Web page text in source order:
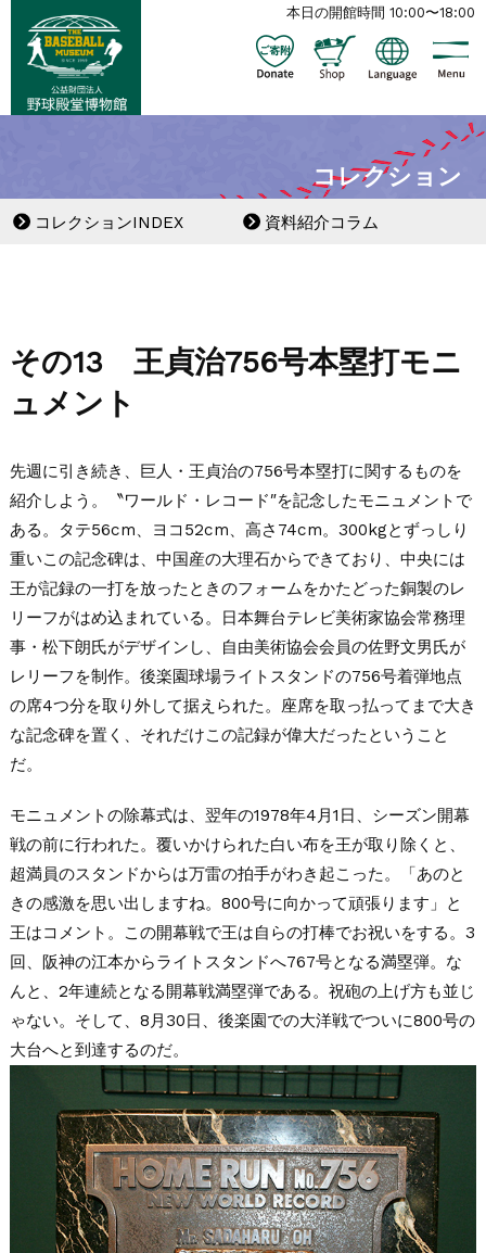
本日の開館時間 10:00〜18:00
コレクション
コレクションINDEX 資料紹介コラム
その13 王貞治756号本塁打モニ
ュメント
先週に引き続き、巨人・王貞治の756号本塁打に関するものを
紹介しよう。〝ワールド・レコード″を記念したモニュメントで
ある。タテ56cm、ヨコ52cm、高さ74cm。300kgとずっしり
重いこの記念碑は、中国産の大理石からできており、中央には
王が記録の一打を放ったときのフォームをかたどった銅製のレ
リーフがはめ込まれている。日本舞台テレビ美術家協会常務理
事・松下朗氏がデザインし、自由美術協会会員の佐野文男氏が
レリーフを制作。後楽園球場ライトスタンドの756号着弾地点
の席4つ分を取り外して据えられた。座席を取っ払ってまで大き
な記念碑を置く、それだけこの記録が偉大だったということ
だ。
モニュメントの除幕式は、翌年の1978年4月1日、シーズン開幕
戦の前に行われた。覆いかけられた白い布を王が取り除くと、
超満員のスタンドからは万雷の拍手がわき起こった。「あのと
きの感激を思い出しますね。800号に向かって頑張ります」と
王はコメント。この開幕戦で王は自らの打棒でお祝いをする。3
回、阪神の江本からライトスタンドへ767号となる満塁弾。な
んと、2年連続となる開幕戦満塁弾である。祝砲の上げ方も並じ
ゃない。そして、8月30日、後楽園での大洋戦でついに800号の
大台へと到達するのだ。